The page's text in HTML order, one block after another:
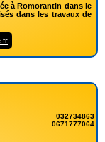
à Romorantin dans le
dans les travaux de
032734863
0671777064